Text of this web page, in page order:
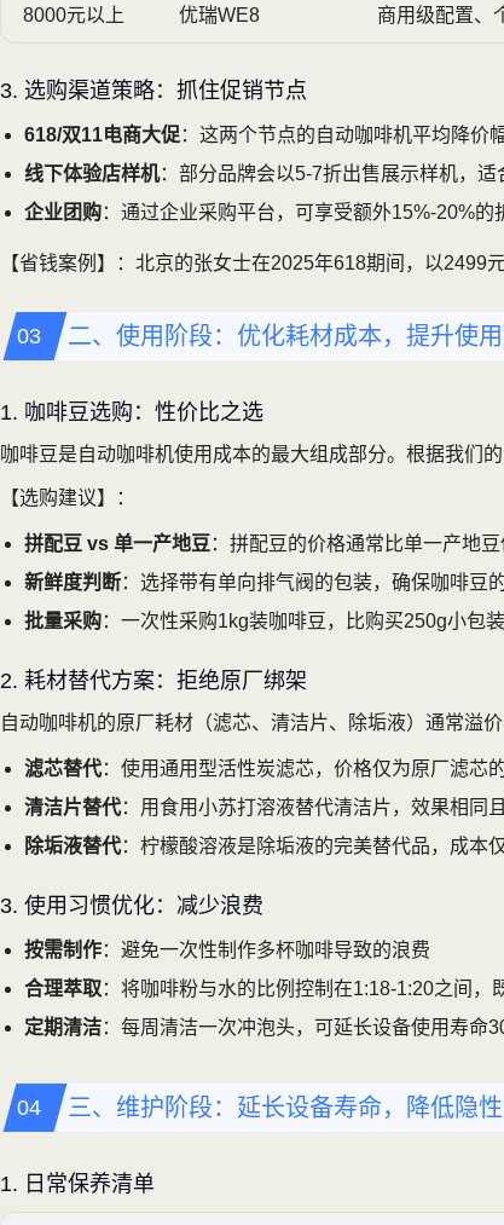
8000元以上 优瑞WE8 商用级配置、
3. 选购渠道策略：抓住促销节点
618/双11电商大促：这两个节点的自动咖啡机平均降价
线下体验店样机：部分品牌会以5-7折出售展示样机，适
企业团购：通过企业采购平台，可享受额外15%-20%的
【省钱案例】：北京的张女士在2025年618期间，以2499
二、使用阶段：优化耗材成本，提升使
1. 咖啡豆选购：性价比之选
咖啡豆是自动咖啡机使用成本的最大组成部分。根据我们
【选购建议】：
拼配豆 vs 单一产地豆 ：拼配豆的价格通常比单一产地
新鲜度判断：选择带有单向排气阀的包装，确保咖啡豆
批量采购：一次性采购1kg装咖啡豆，比购买250g小包
2. 耗材替代方案：拒绝原厂绑架
自动咖啡机的原厂耗材（滤芯、清洁片、除垢液）通常溢
滤芯替代：使用通用型活性炭滤芯，价格仅为原厂滤芯
清洁片替代：用食用小苏打溶液替代清洁片，效果相同
除垢液替代：柠檬酸溶液是除垢液的完美替代品，成本
3. 使用习惯优化：减少浪费
按需制作：避免一次性制作多杯咖啡导致的浪费
合理萃取：将咖啡粉与水的比例控制在1:18-1:20之间，
定期清洁：每周清洁一次冲泡头，可延长设备使用寿命
三、维护阶段：延长设备寿命，降低隐
1. 日常保养清单